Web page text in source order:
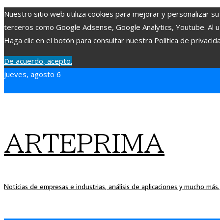
Nuestro sitio web utiliza cookies para mejorar y personalizar
terceros como Google Adsense, Google Analytics, Youtube.
Haga clic en el botón para consultar nuestra Política de
De acuerdo, acepto.
jueves, agosto 6
ARTEPRIMA
Noticias de empresas e industrias, análisis de aplicaciones y mucho más.